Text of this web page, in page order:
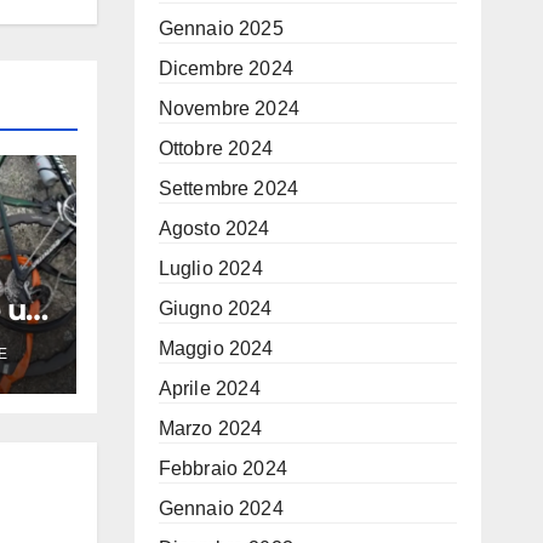
un
il
Gennaio 2025
Dicembre 2024
Novembre 2024
Ottobre 2024
Settembre 2024
Agosto 2024
Luglio 2024
Giugno 2024
Maggio 2024
Aprile 2024
Marzo 2024
Febbraio 2024
Gennaio 2024